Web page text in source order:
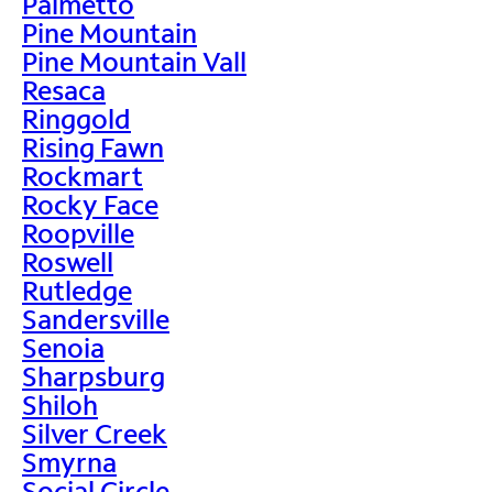
Pine Mountain
Pine Mountain Vall
Resaca
Ringgold
Rising Fawn
Rockmart
Rocky Face
Roopville
Roswell
Rutledge
Sandersville
Senoia
Sharpsburg
Shiloh
Silver Creek
Smyrna